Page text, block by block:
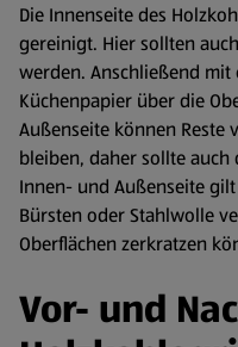
Die Innenseite des
gereinigt. Hier sollten
werden. Anschließend
Küchenpapier über die
Außenseite können Reste
bleiben, daher sollte
Innen- und Außenseite
Bürsten oder Stahlwolle
Oberflächen zerkratzen
Vor- und